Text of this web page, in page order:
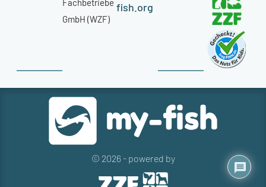
Fachbetriebe
GmbH (WZF)
fish.org
© 2026 - powered by